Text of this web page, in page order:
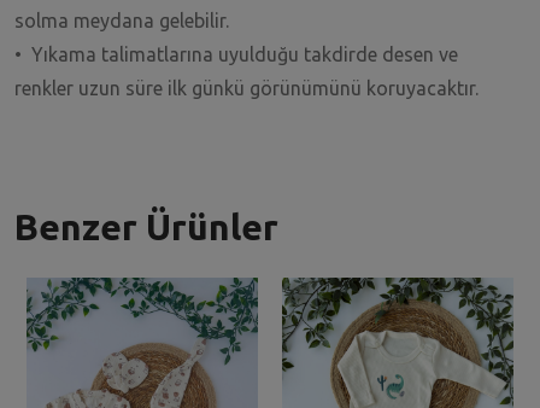
solma meydana gelebilir.
• Yıkama talimatlarına uyulduğu takdirde desen ve
renkler uzun süre ilk günkü görünümünü koruyacaktır.
Benzer Ürünler